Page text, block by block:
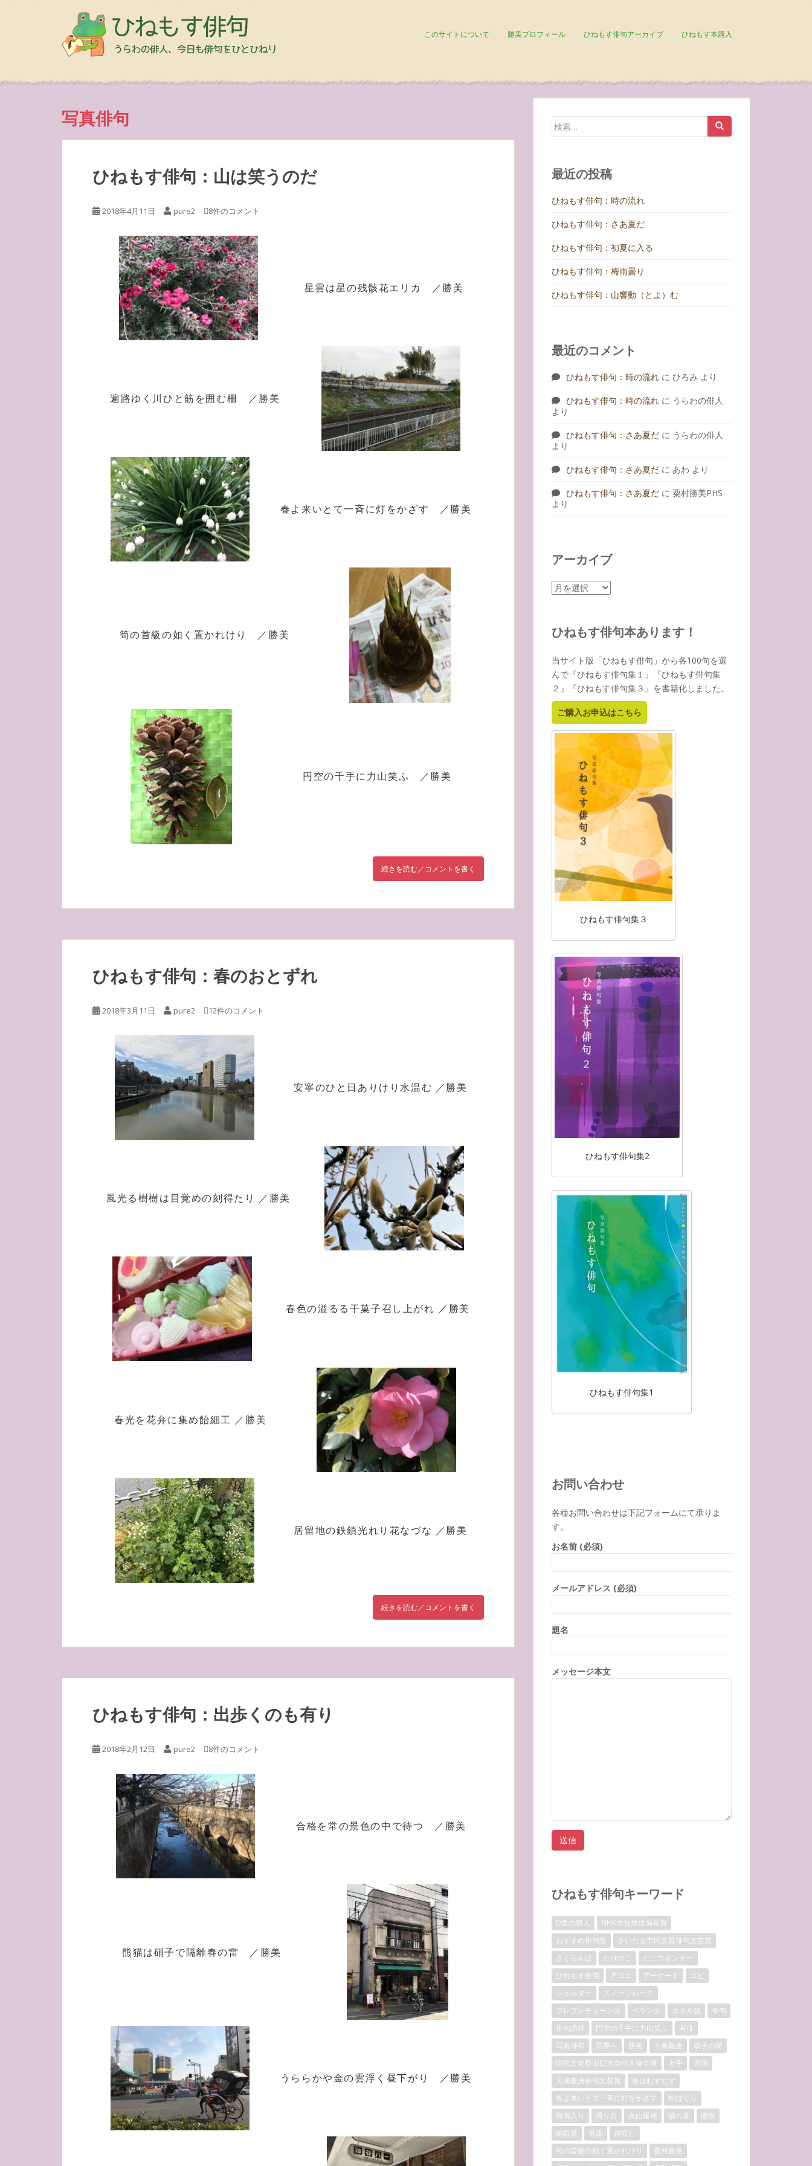
このサイトについて 勝美プロフィール ひねもす俳句アーカイブ ひねもす本購入
写真俳句
ひねもす俳句：山は笑うのだ
2018年4月11日 pure2 8件のコメント
星雲は星の残骸花エリカ ／勝美
遍路ゆく川ひと筋を囲む柵 ／勝美
春よ来いとて一斉に灯をかざす ／勝美
筍の首級の如く置かれけり ／勝美
円空の千手に力山笑ふ ／勝美
続きを読む／コメントを書く
ひねもす俳句：春のおとずれ
2018年3月11日 pure2 12件のコメント
安寧のひと日ありけり水温む ／勝美
風光る樹樹は目覚めの刻得たり ／勝美
春色の溢るる干菓子召し上がれ ／勝美
春光を花弁に集め飴細工 ／勝美
居留地の鉄鎖光れり花なづな ／勝美
続きを読む／コメントを書く
ひねもす俳句：出歩くのも有り
2018年2月12日 pure2 8件のコメント
合格を常の景色の中で待つ ／勝美
熊猫は硝子で隔離春の雷 ／勝美
うららかや金の雲浮く昼下がり ／勝美
検
最近の投稿
ひねもす俳句：時の流れ
ひねもす俳句：さあ夏だ
ひねもす俳句：初夏に入る
ひねもす俳句：梅雨曇り
ひねもす俳句：山響動（とよ）む
最近のコメント
ひねもす俳句：時の流れ に ひろみ より
ひねもす俳句：時の流れ に うらわの俳人
より
ひねもす俳句：さあ夏だ に うらわの俳人
より
ひねもす俳句：さあ夏だ に あわ より
ひねもす俳句：さあ夏だ に 粟村勝美PHS
より
アーカイブ
ア
イ
ひねもす俳句本あります！
当サイト版「ひねもす俳句」から各100句を選
んで『ひねもす俳句集１』『ひねもす俳句集
２』『ひねもす俳句集３』を書籍化しました。
ご購入お申込はこちら
ひねもす俳句集３
ひねもす俳句集2
ひねもす俳句集1
お問い合わせ
各種お問い合わせは下記フォームにて承りま
す。
お名前 (必須)
メールアドレス (必須)
題名
メッセージ本文
ひねもす俳句キーワード
D坂の殺人
NHK大分放送局長賞
おすすめ俳句集
さいたま市民文芸俳句文芸賞
さくらんぼ
たけのこ
たこウインナー
ひねもす俳句
アロエ アーケード
エビ
シェルター
スノーフレーク
プレプレチューンズ
ベランダ ホタル袋
俳句
俳句講師
円空の千手に力山笑ふ
写俳
写真俳句
冥界へ 勝美 十条銀座
双子の嬰
国民文化祭山口大会俳人協会賞
土手
天国
天満書房俳句文芸賞
春はむずむず
春よ来いとて一斉に灯をかざす
松ぼくり
梅雨入り
滑り台 火山爆発 猫の墓
獺祭
獺祭賞
登高
神渡し
筍の首級の如く置かれけり
粟村勝美